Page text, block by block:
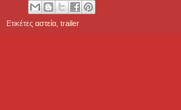
Ετικέτες αστεία trailer